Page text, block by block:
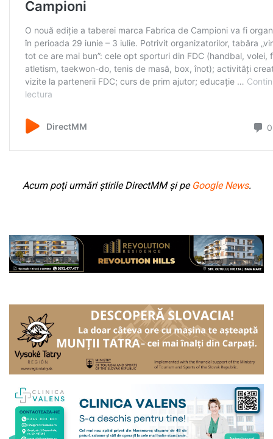
Acum poți urmări știrile DirectMM și pe Google News.